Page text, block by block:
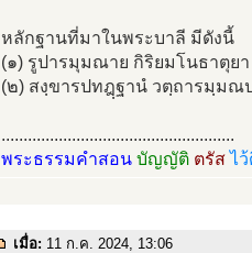
หลักฐานที่มาในพระบาลี มีดังนี้
(๑) รูปารมุมณาย กิริยมโนธาตุย
(๒) สงฺขารปทฎฺฐานํ วตฺถารมฺม
.....................................................
พระธรรมคำสอน บัญญัติ ตรัสไ
เมื่อ: 11 ก.ค. 2024, 13:06